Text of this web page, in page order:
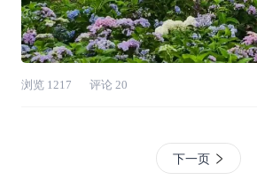
浏览 1217 评论 20
下一页